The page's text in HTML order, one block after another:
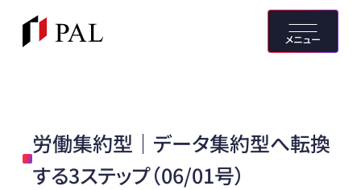
メニュー
労働集約型｜データ集約型へ転換
する3ステップ（06/01号）